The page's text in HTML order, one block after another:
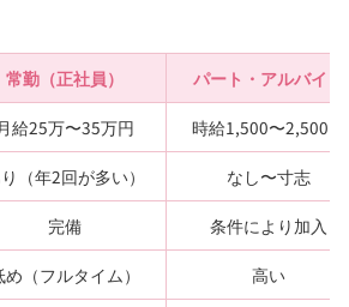
常勤（正社員） パート・アルバイト
給25万〜35万円 時給1,500〜2,500円
（年2回が多い） なし〜寸志
完備 条件により加入
め（フルタイム） 高い